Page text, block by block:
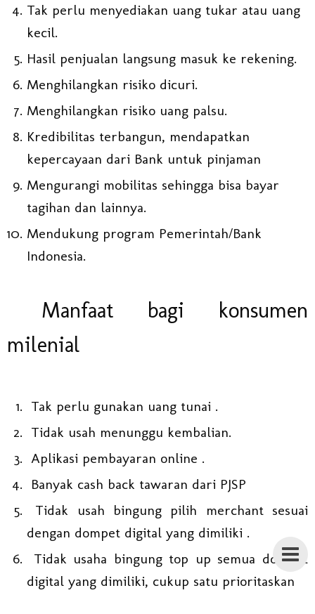
Tak perlu menyediakan uang tukar atau uang
kecil.
Hasil penjualan langsung masuk ke rekening.
Menghilangkan risiko dicuri.
Menghilangkan risiko uang palsu.
Kredibilitas terbangun, mendapatkan
kepercayaan dari Bank untuk pinjaman
Mengurangi mobilitas sehingga bisa bayar
tagihan dan lainnya.
Mendukung program Pemerintah/Bank
Indonesia.
Manfaat bagi konsumen
milenial
Tak perlu gunakan uang tunai .
Tidak usah menunggu kembalian.
Aplikasi pembayaran online .
Banyak cash back tawaran dari PJSP
Tidak usah bingung pilih merchant sesuai
dengan dompet digital yang dimiliki .
Tidak usaha bingung top up semua dompet
digital yang dimiliki, cukup satu prioritaskan